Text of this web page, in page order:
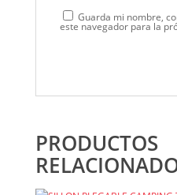
Guarda mi nombre,
este navegador para la
PRODUCTOS